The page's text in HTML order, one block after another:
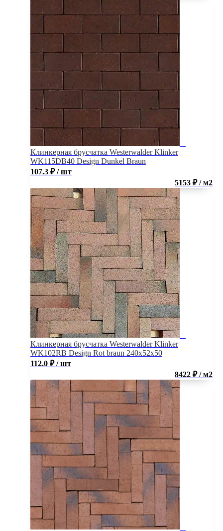
Клинкерная брусчатка Westerwalder Klinker
WK115DB40 Design Dunkel Braun
107.3 ₽ / шт
5153 ₽ / м2
Клинкерная брусчатка Westerwalder Klinker
WK102RB Design Rot braun 240х52х50
112.0 ₽ / шт
8422 ₽ / м2